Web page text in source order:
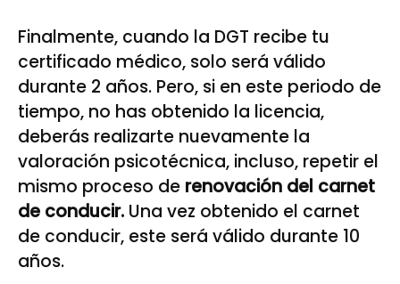
Finalmente, cuando la DGT recibe tu
certificado médico, solo será válido
durante 2 años. Pero, si en este periodo de
tiempo, no has obtenido la licencia,
deberás realizarte nuevamente la
valoración psicotécnica, incluso, repetir el
mismo proceso de renovación del carnet
de conducir. Una vez obtenido el carnet
de conducir, este será válido durante 10
años.